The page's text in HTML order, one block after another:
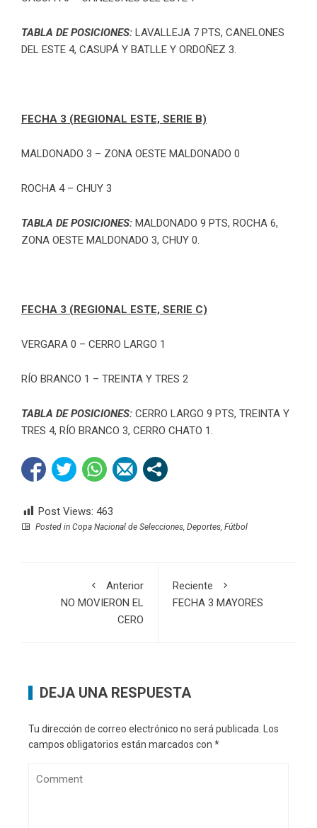
TABLA DE POSICIONES: LAVALLEJA 7 PTS, CANELONES
DEL ESTE 4, CASUPÁ Y BATLLE Y ORDOÑEZ 3.
FECHA 3 (REGIONAL ESTE, SERIE B)
MALDONADO 3 – ZONA OESTE MALDONADO 0
ROCHA 4 – CHUY 3
TABLA DE POSICIONES: MALDONADO 9 PTS, ROCHA 6,
ZONA OESTE MALDONADO 3, CHUY 0.
FECHA 3 (REGIONAL ESTE, SERIE C)
VERGARA 0 – CERRO LARGO 1
RÍO BRANCO 1 – TREINTA Y TRES 2
TABLA DE POSICIONES: CERRO LARGO 9 PTS, TREINTA Y
TRES 4, RÍO BRANCO 3, CERRO CHATO 1.
Post Views: 463
Posted in Copa Nacional de Selecciones Deportes Fútbol
Anterior
NO MOVIERON EL
CERO
Reciente
FECHA 3 MAYORES
DEJA UNA RESPUESTA
Tu dirección de correo electrónico no será publicada. Los
campos obligatorios están marcados con *